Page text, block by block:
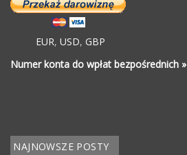
EUR, USD, GBP
Numer konta do wpłat bezpośrednich »
NAJNOWSZE POSTY